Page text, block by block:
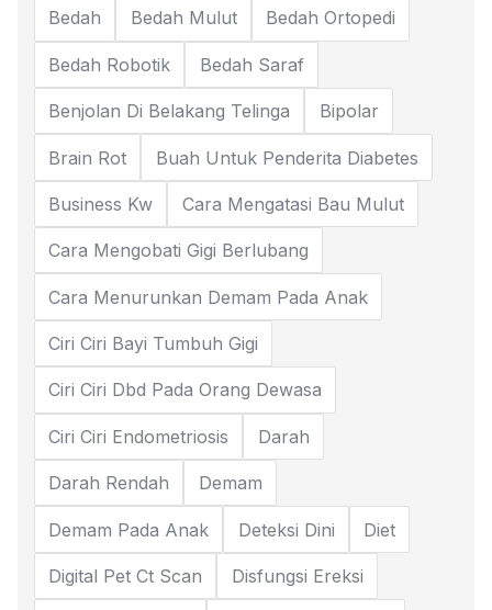
Bedah Bedah Mulut Bedah Ortopedi
Bedah Robotik Bedah Saraf
Benjolan Di Belakang Telinga Bipolar
Brain Rot Buah Untuk Penderita Diabetes
Business Kw Cara Mengatasi Bau Mulut
Cara Mengobati Gigi Berlubang
Cara Menurunkan Demam Pada Anak
Ciri Ciri Bayi Tumbuh Gigi
Ciri Ciri Dbd Pada Orang Dewasa
Ciri Ciri Endometriosis Darah
Darah Rendah Demam
Demam Pada Anak Deteksi Dini Diet
Digital Pet Ct Scan Disfungsi Ereksi